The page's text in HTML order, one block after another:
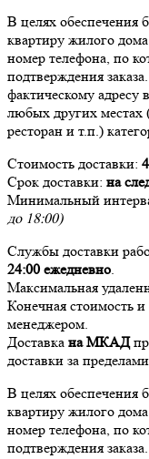
В целях обеспечения
квартиру жилого
номер телефона, по
подтверждения
фактическому адресу
любых других местах
ресторан и т.п.)
Стоимость доставки:
Срок доставки: на
Минимальный
до 18:00)
Службы доставки
24:00 ежедневно.
Максимальная
Конечная стоимость
менеджером.
Доставка на МКАД
доставки за
В целях обеспечения
квартиру жилого
номер телефона, по
подтверждения